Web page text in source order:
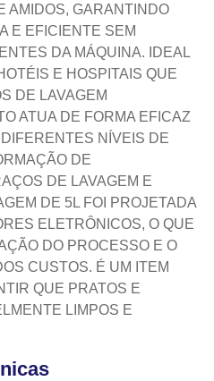
AMIDOS, GARANTINDO
E EFICIENTE SEM
DA MÁQUINA. IDEAL
E HOSPITAIS QUE
DE LAVAGEM
ATUA DE FORMA EFICAZ
NÍVEIS DE
DE
DE LAVAGEM E
DE 5L FOI PROJETADA
ELETRÔNICOS, O QUE
DO PROCESSO E O
CUSTOS. É UM ITEM
QUE PRATOS E
LIMPOS E